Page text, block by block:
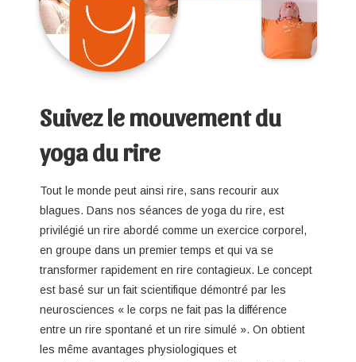
Suivez le mouvement du
yoga du rire
Tout le monde peut ainsi rire, sans recourir aux
blagues. Dans nos séances de yoga du rire, est
privilégié un rire abordé comme un exercice corporel,
en groupe dans un premier temps et qui va se
transformer rapidement en rire contagieux. Le concept
est basé sur un fait scientifique démontré par les
neurosciences « le corps ne fait pas la différence
entre un rire spontané et un rire simulé ». On obtient
les même avantages physiologiques et